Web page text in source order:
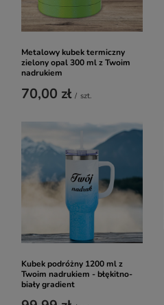
Metalowy kubek termiczny
zielony opal 300 ml z Twoim
nadrukiem
70,00 zł / szt.
Kubek podróżny 1200 ml z
Twoim nadrukiem - błękitno-
biały gradient